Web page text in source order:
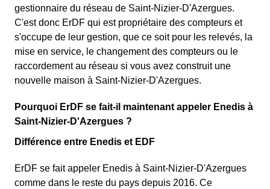
gestionnaire du réseau de Saint-Nizier-D'Azergues.
C'est donc ErDF qui est propriétaire des compteurs et
s'occupe de leur gestion, que ce soit pour les relevés, la
mise en service, le changement des compteurs ou le
raccordement au réseau si vous avez construit une
nouvelle maison à Saint-Nizier-D'Azergues.
Pourquoi ErDF se fait-il maintenant appeler Enedis à
Saint-Nizier-D'Azergues ?
Différence entre Enedis et EDF
ErDF se fait appeler Enedis à Saint-Nizier-D'Azergues
comme dans le reste du pays depuis 2016. Ce